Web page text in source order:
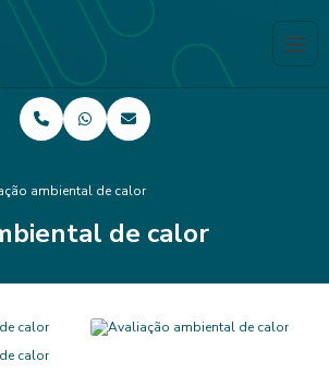
ambiental de calor
de calor